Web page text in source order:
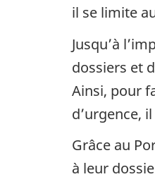
il se limite
Jusqu’à
dossiers et
Ainsi, pour
d’urgence,
Grâce au
à leur